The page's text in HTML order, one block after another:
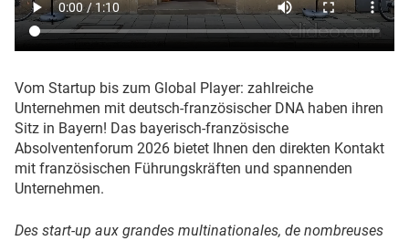
Vom Startup bis zum Global Player: zahlreiche
Unternehmen mit deutsch-französischer DNA haben ihren
Sitz in Bayern! Das bayerisch-französische
Absolventenforum 2026 bietet Ihnen den direkten Kontakt
mit französischen Führungskräften und spannenden
Unternehmen.
Des start-up aux grandes multinationales, de nombreuses